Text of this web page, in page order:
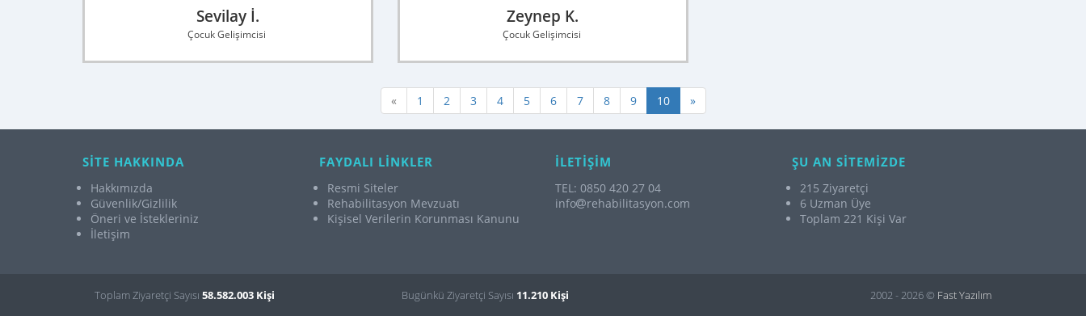
Sevilay İ.
Çocuk Gelişimcisi
Zeynep K.
Çocuk Gelişimcisi
« 1 2 3 4 5 6 7 8 9 10 »
SİTE HAKKINDA
Hakkımızda
Güvenlik/Gizlilik
Öneri ve İstekleriniz
İletişim
FAYDALI LİNKLER
Resmi Siteler
Rehabilitasyon Mevzuatı
Kişisel Verilerin Korunması Kanunu
İLETİŞİM
TEL: 0850 420 27 04
info
rehabilitasyon.com
ŞU AN SİTEMİZDE
215 Ziyaretçi
6 Uzman Üye
Toplam 221 Kişi Var
Toplam Ziyaretçi Sayısı 58.582.003 Kişi Bugünkü Ziyaretçi Sayısı 11.210 Kişi 2002 - 2026 © Fast Yazılım